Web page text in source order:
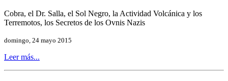
Cobra, el Dr. Salla, el Sol Negro, la Actividad Volcánica y los
Terremotos, los Secretos de los Ovnis Nazis
domingo, 24 mayo 2015
Leer más...